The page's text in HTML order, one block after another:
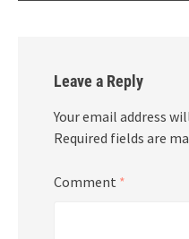
Leave a Reply
Your email address
Required fields are
Comment *